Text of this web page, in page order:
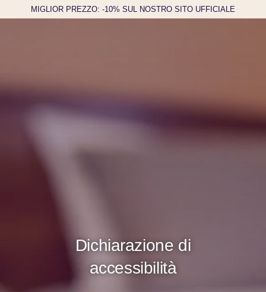
MIGLIOR PREZZO: -10% SUL NOSTRO SITO UFFICIALE
Dichiarazione di
accessibilità